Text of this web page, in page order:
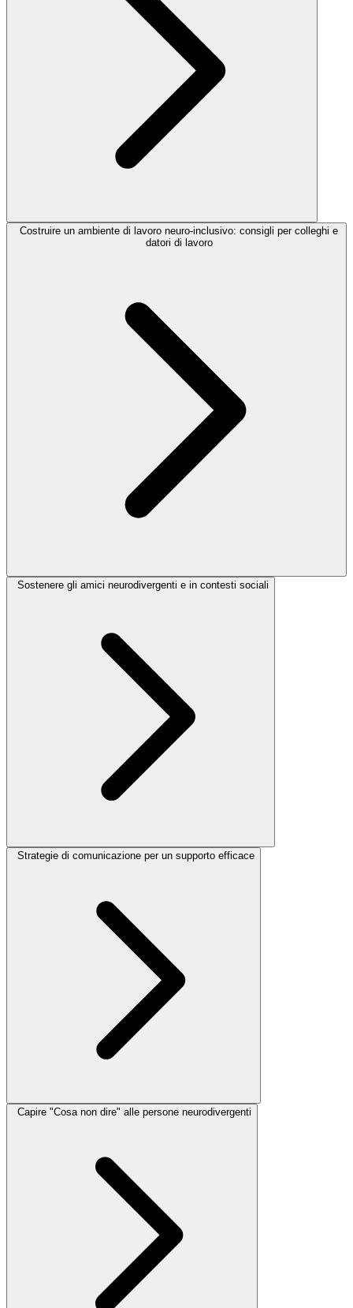
Costruire un ambiente di lavoro neuro-inclusivo: consigli per colleghi e
datori di lavoro
Sostenere gli amici neurodivergenti e in contesti sociali
Strategie di comunicazione per un supporto efficace
Capire "Cosa non dire" alle persone neurodivergenti